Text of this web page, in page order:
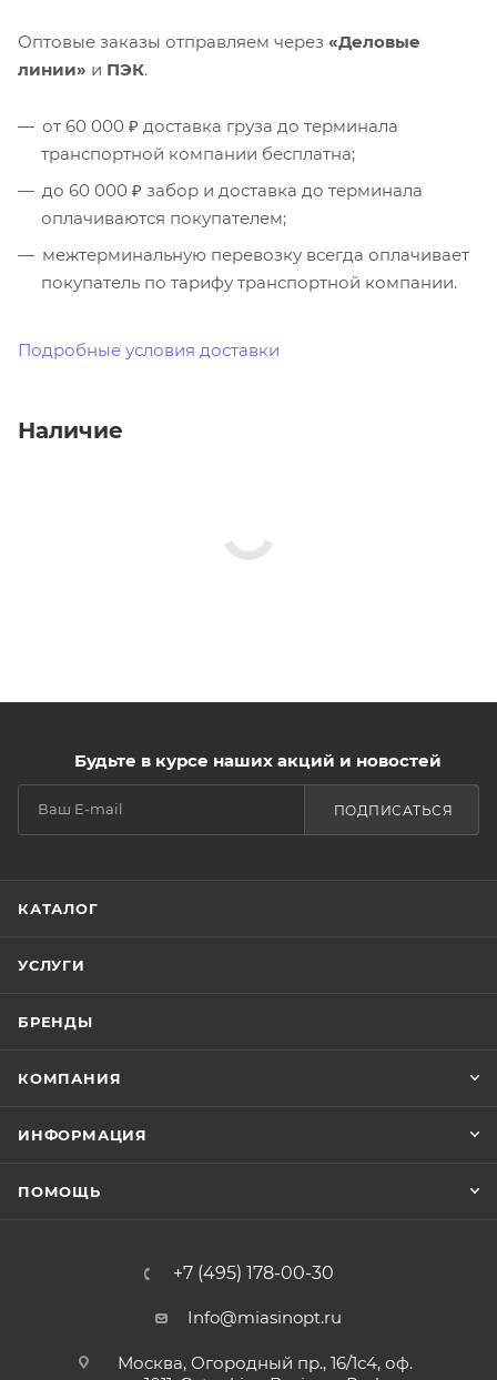
Оптовые заказы отправляем через «Деловые
линии» и ПЭК.
от 60 000 ₽ доставка груза до терминала
транспортной компании бесплатна;
до 60 000 ₽ забор и доставка до терминала
оплачиваются покупателем;
межтерминальную перевозку всегда оплачивает
покупатель по тарифу транспортной компании.
Подробные условия доставки
Наличие
Будьте в курсе наших акций и новостей
ПОДПИСАТЬСЯ
КАТАЛОГ
УСЛУГИ
БРЕНДЫ
КОМПАНИЯ
ИНФОРМАЦИЯ
ПОМОЩЬ
+7 (495) 178-00-30
Info@miasinopt.ru
Москва, Огородный пр., 16/1с4, оф.